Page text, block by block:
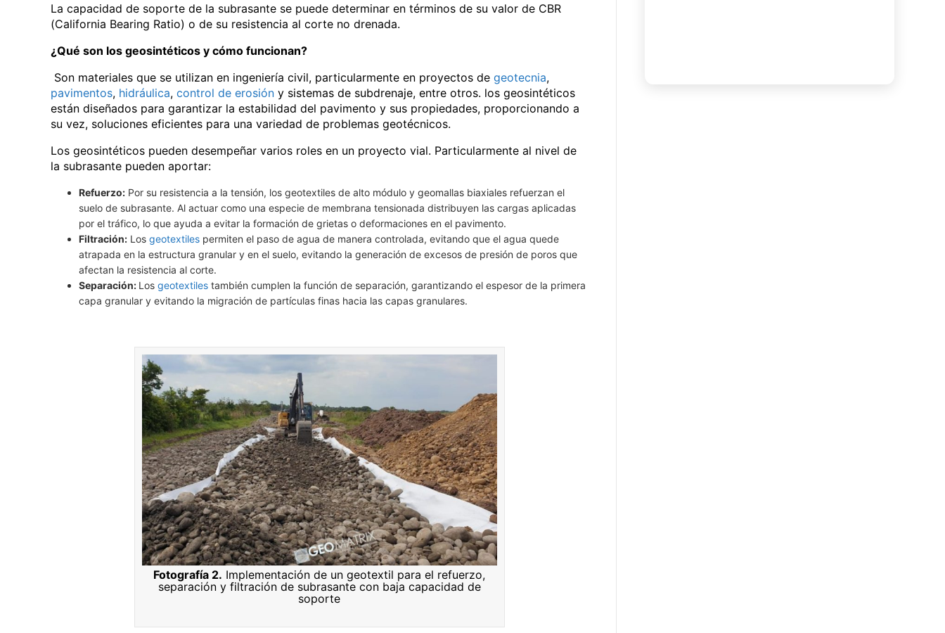
La capacidad de soporte de la subrasante se puede determinar en términos de su valor de CBR
(California Bearing Ratio) o de su resistencia al corte no drenada.
¿Qué son los geosintéticos y cómo funcionan?
Son materiales que se utilizan en ingeniería civil, particularmente en proyectos de geotecnia,
pavimentos, hidráulica, control de erosión y sistemas de subdrenaje, entre otros. los geosintéticos
están diseñados para garantizar la estabilidad del pavimento y sus propiedades, proporcionando a
su vez, soluciones eficientes para una variedad de problemas geotécnicos.
Los geosintéticos pueden desempeñar varios roles en un proyecto vial. Particularmente al nivel de
la subrasante pueden aportar:
Refuerzo: Por su resistencia a la tensión, los geotextiles de alto módulo y geomallas biaxiales refuerzan el
suelo de subrasante. Al actuar como una especie de membrana tensionada distribuyen las cargas aplicadas
por el tráfico, lo que ayuda a evitar la formación de grietas o deformaciones en el pavimento.
Filtración: Los geotextiles permiten el paso de agua de manera controlada, evitando que el agua quede
atrapada en la estructura granular y en el suelo, evitando la generación de excesos de presión de poros que
afectan la resistencia al corte.
Separación: Los geotextiles también cumplen la función de separación, garantizando el espesor de la primera
capa granular y evitando la migración de partículas finas hacia las capas granulares.
Fotografía 2. Implementación de un geotextil para el refuerzo,
separación y filtración de subrasante con baja capacidad de
soporte